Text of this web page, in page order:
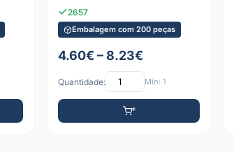
2657
Embalagem com 200 peças
4.60€ – 8.23€
Quantidade: Mín: 1